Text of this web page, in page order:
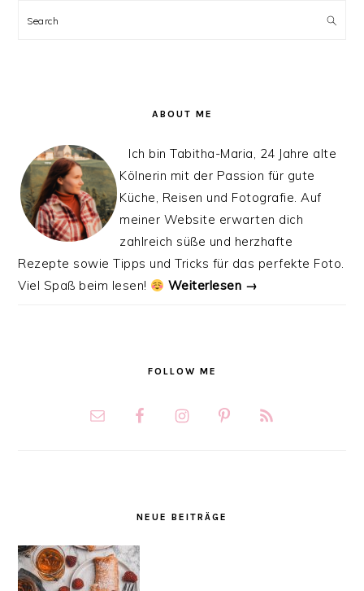
SIDEBAR
Search
ABOUT ME
Ich bin Tabitha-Maria, 24 Jahre alte
Kölnerin mit der Passion für gute
Küche, Reisen und Fotografie. Auf
meiner Website erwarten dich
zahlreich süße und herzhafte
Rezepte sowie Tipps und Tricks für das perfekte Foto.
Viel Spaß beim lesen!
Weiterlesen →
FOLLOW ME
NEUE BEITRÄGE